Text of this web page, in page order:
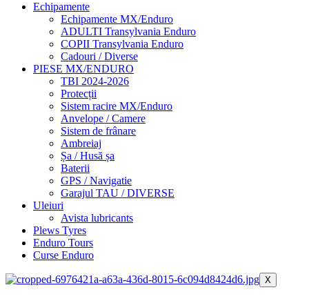
Echipamente
Echipamente MX/Enduro
ADULTI Transylvania Enduro
COPII Transylvania Enduro
Cadouri / Diverse
PIESE MX/ENDURO
TBI 2024-2026
Protecții
Sistem racire MX/Enduro
Anvelope / Camere
Sistem de frânare
Ambreiaj
Șa / Husă șa
Baterii
GPS / Navigatie
Garajul TAU / DIVERSE
Uleiuri
Avista lubricants
Plews Tyres
Enduro Tours
Curse Enduro
X